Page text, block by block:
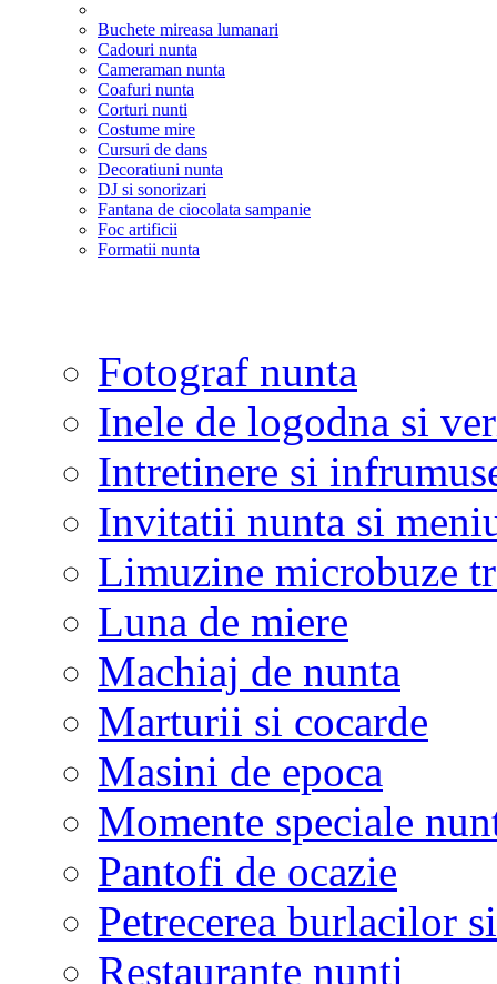
Buchete mireasa lumanari
Cadouri nunta
Cameraman nunta
Coafuri nunta
Corturi nunti
Costume mire
Cursuri de dans
Decoratiuni nunta
DJ si sonorizari
Fantana de ciocolata sampanie
Foc artificii
Formatii nunta
Fotograf nunta
Inele de logodna si
Intretinere si
Invitatii nunta si
Limuzine microbuze
Luna de miere
Machiaj de nunta
Marturii si cocarde
Masini de epoca
Momente speciale
Pantofi de ocazie
Petrecerea burlacilor
Restaurante nunti